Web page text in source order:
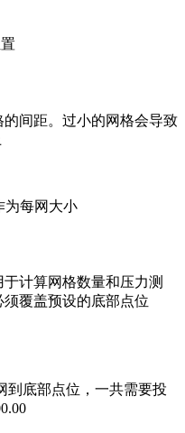
间距。过小的网格会导致
为每网大小
计算网格数量和压力测
覆盖预设的底部点位
到底部点位，一共需要投